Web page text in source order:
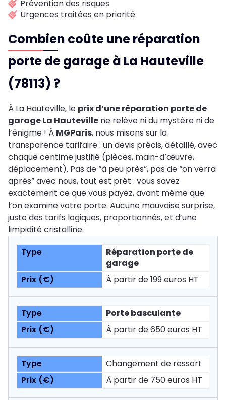
Prévention des risques
Urgences traitées en priorité
Combien coûte une réparation
porte de garage à La Hauteville
(78113) ?
À La Hauteville, le prix d’une réparation porte de
garage La Hauteville ne relève ni du mystère ni de
l’énigme ! À MGParis, nous misons sur la
transparence tarifaire : un devis précis, détaillé, avec
chaque centime justifié (pièces, main-d’œuvre,
déplacement). Pas de “à peu près”, pas de “on verra
après” avec nous, tout est prêt : vous savez
exactement ce que vous payez, avant même que
l’on examine votre porte. Aucune mauvaise surprise,
juste des tarifs logiques, proportionnés, et d’une
limpidité cristalline.
Réparation porte de
garage
À partir de 199 euros HT
Porte basculante
À partir de 650 euros HT
Changement de ressort
À partir de 750 euros HT